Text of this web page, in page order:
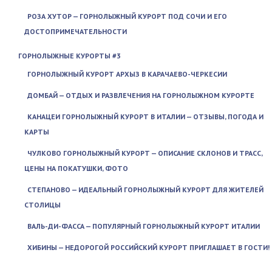
РОЗА ХУТОР — ГОРНОЛЫЖНЫЙ КУРОРТ ПОД СОЧИ И ЕГО
ДОСТОПРИМЕЧАТЕЛЬНОСТИ
ГОРНОЛЫЖНЫЕ КУРОРТЫ #3
ГОРНОЛЫЖНЫЙ КУРОРТ АРХЫЗ В КАРАЧАЕВО-ЧЕРКЕСИИ
ДОМБАЙ — ОТДЫХ И РАЗВЛЕЧЕНИЯ НА ГОРНОЛЫЖНОМ КУРОРТЕ
КАНАЦЕИ ГОРНОЛЫЖНЫЙ КУРОРТ В ИТАЛИИ — ОТЗЫВЫ, ПОГОДА И
КАРТЫ
ЧУЛКОВО ГОРНОЛЫЖНЫЙ КУРОРТ — ОПИСАНИЕ СКЛОНОВ И ТРАСС,
ЦЕНЫ НА ПОКАТУШКИ, ФОТО
СТЕПАНОВО — ИДЕАЛЬНЫЙ ГОРНОЛЫЖНЫЙ КУРОРТ ДЛЯ ЖИТЕЛЕЙ
СТОЛИЦЫ
ВАЛЬ-ДИ-ФАССА — ПОПУЛЯРНЫЙ ГОРНОЛЫЖНЫЙ КУРОРТ ИТАЛИИ
ХИБИНЫ — НЕДОРОГОЙ РОССИЙСКИЙ КУРОРТ ПРИГЛАШАЕТ В ГОСТИ!